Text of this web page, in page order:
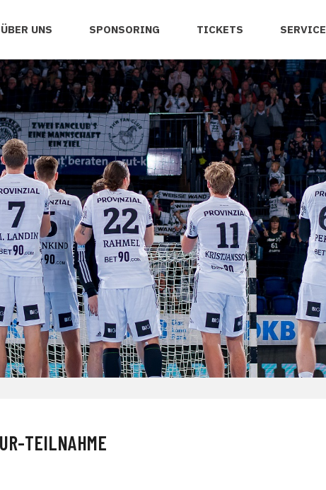
ÜBER UNS SPONSORING TICKETS SERVICE
TEILNAHME